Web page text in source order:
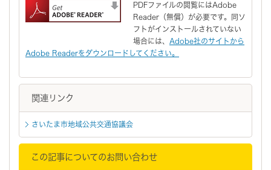
PDFファイルの閲覧にはAdobe
Reader（無償）が必要です。同ソ
フトがインストールされていない
場合には、 Adobe社のサイトから
Adobe Readerをダウンロードしてください。
関連リンク
さいたま市地域公共交通協議会
この記事についてのお問い合わせ